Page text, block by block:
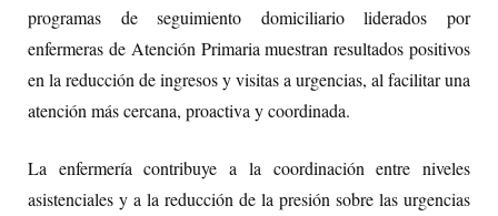
programas de seguimiento domiciliario liderados por
enfermeras de Atención Primaria muestran resultados positivos
en la reducción de ingresos y visitas a urgencias, al facilitar una
atención más cercana, proactiva y coordinada.
La enfermería contribuye a la coordinación entre niveles
asistenciales y a la reducción de la presión sobre las urgencias